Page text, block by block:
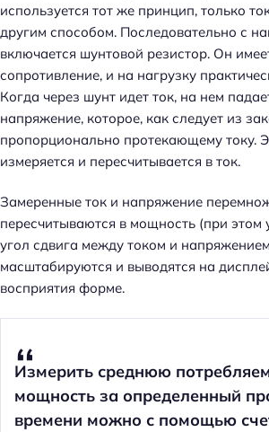
используется тот же принцип, только
другим способом. Последовательно с
включается шунтовой резистор. Он
сопротивление, и на нагрузку
Когда через шунт идет ток, на нем
напряжение, которое, как следует из
пропорционально протекающему току.
измеряется и пересчитывается в ток.
Замеренные ток и напряжение
пересчитываются в мощность (при этом
угол сдвига между током и
масштабируются и выводятся на
восприятия форме.
Измерить среднюю
мощность за определенный
времени можно с помощью